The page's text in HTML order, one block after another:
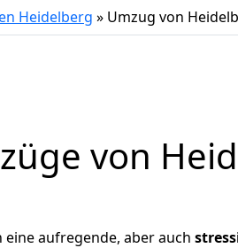
Heidelberg » Umzug von
von
eine aufregende, aber auch